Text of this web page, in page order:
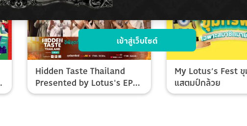
เข้าสู่เว็บไซต์
Hidden Taste Thailand
Presented by Lotus's EP
Final
My Lotus’s Fest
แสตมป์กล้วย